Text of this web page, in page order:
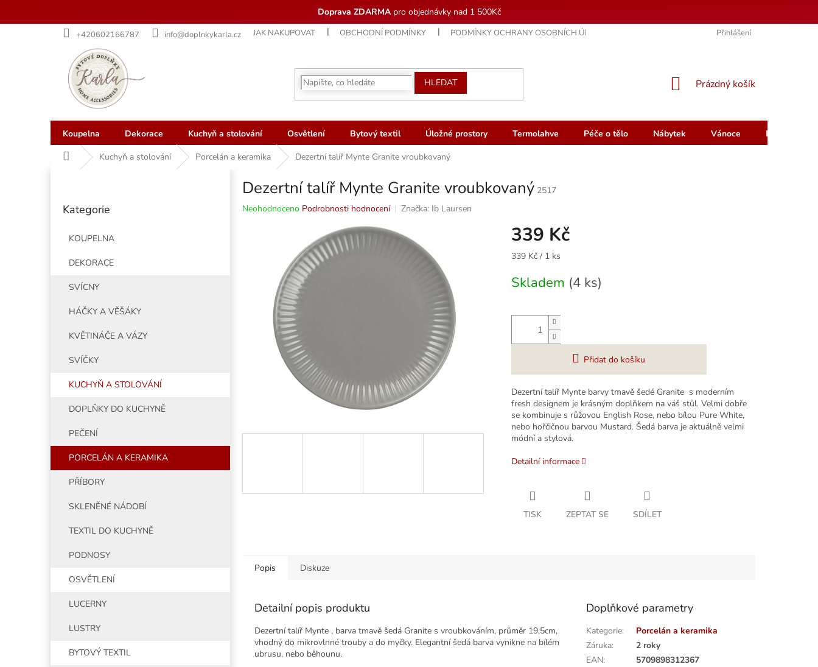
Doprava ZDARMApro objednávky nad 1 500Kč
+420602166787 info@doplnkykarla.cz JAK NAKUPOVAT OBCHODNÍ PODMÍNKY PODMÍNKY OCHRANY OSOBNÍCH ÚDAJŮ HODNOCENÍ OBCHODU
Přihlášení
HLEDAT
NÁKUPNÍ
Prázdný košík
Koupelna Dekorace Kuchyň a stolování Osvětlení Bytový textil Úložné prostory Termolahve Péče o tělo Nábytek Vánoce
Dárkový
Domů Kuchyň a stolování Porcelán a keramika Dezertní talíř Mynte Granite vroubkovaný
kategorie
Kategorie
KOUPELNA
DEKORACE
SVÍCNY
HÁČKY A VĚŠÁKY
KVĚTINÁČE A VÁZY
SVÍČKY
KUCHYŇ A STOLOVÁNÍ
DOPLŇKY DO KUCHYNĚ
PEČENÍ
PORCELÁN A KERAMIKA
PŘÍBORY
SKLENĚNÉ NÁDOBÍ
TEXTIL DO KUCHYNĚ
PODNOSY
OSVĚTLENÍ
LUCERNY
LUSTRY
BYTOVÝ TEXTIL
Dezertní talíř Mynte Granite vroubkovaný 2517
Průměrné
hvězdiček.
Neohodnoceno Podrobnosti hodnocení Značka: Ib Laursen
339 Kč
Měrná
339 Kč / 1 ks
Skladem (4 ks)
Přidat do košíku
Dezertní talíř Mynte barvy tmavě šedé Granite s moderním
fresh designem je krásným doplňkem na váš stůl. Velmi dobře
se kombinuje s růžovou English Rose, nebo bílou Pure White,
nebo hořčičnou barvou Mustard. Šedá barva je aktuálně velmi
módní a stylová.
Detailní informace
TISK ZEPTAT SE SDÍLET
Popis Diskuze
Detailní popis produktu
Dezertní talíř Mynte , barva tmavě šedá Granite s vroubkováním, průměr 19,5cm,
vhodný do mikrovlnné trouby a do myčky. Elegantní šedá barva vynikne na bílém
ubrusu, nebo běhounu.
Doplňkové parametry
Kategorie:
Porcelán a keramika
Záruka:
2 roky
EAN: 5709898312367